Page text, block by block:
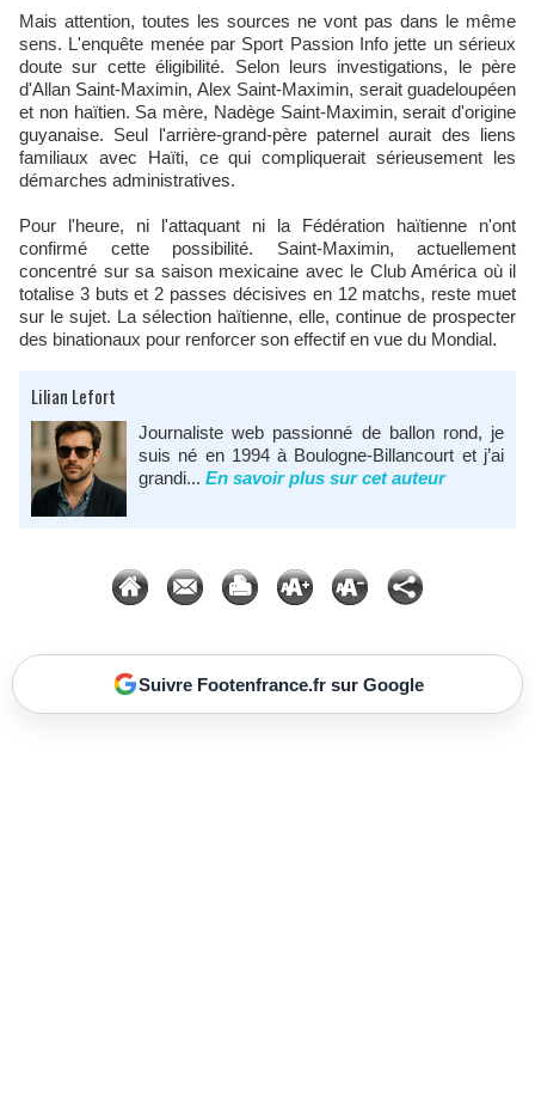
Mais attention, toutes les sources ne vont pas dans le même
sens. L'enquête menée par Sport Passion Info jette un sérieux
doute sur cette éligibilité. Selon leurs investigations, le père
d'Allan Saint-Maximin, Alex Saint-Maximin, serait guadeloupéen
et non haïtien. Sa mère, Nadège Saint-Maximin, serait d'origine
guyanaise. Seul l'arrière-grand-père paternel aurait des liens
familiaux avec Haïti, ce qui compliquerait sérieusement les
démarches administratives.​
Pour l'heure, ni l'attaquant ni la Fédération haïtienne n'ont
confirmé cette possibilité. Saint-Maximin, actuellement
concentré sur sa saison mexicaine avec le Club América où il
totalise 3 buts et 2 passes décisives en 12 matchs, reste muet
sur le sujet. La sélection haïtienne, elle, continue de prospecter
des binationaux pour renforcer son effectif en vue du Mondial.​
Lilian Lefort
Journaliste web passionné de ballon rond, je
suis né en 1994 à Boulogne-Billancourt et j’ai
grandi... En savoir plus sur cet auteur
Suivre Footenfrance.fr sur Google